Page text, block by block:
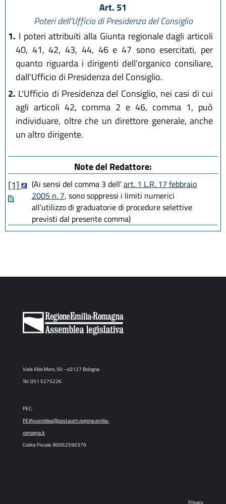
Art. 51
Poteri dell'Ufficio di Presidenza del Consiglio
1. I poteri attribuiti alla Giunta regionale dagli articoli
40, 41, 42, 43, 44, 46 e 47 sono esercitati, per
quanto riguarda i dirigenti dell'organico consiliare,
dall'Ufficio di Presidenza del Consiglio.
2. L'Ufficio di Presidenza del Consiglio, nei casi di cui
agli articoli 42, comma 2 e 46, comma 1, può
individuare, oltre che un direttore generale, anche
un altro dirigente.
Note del Redattore:
[1]
(Ai sensi del comma 3 dell'art. 1 L.R. 17 febbraio
2005 n. 7, sono soppressi i limiti numerici
all'utilizzo di graduatorie di procedure selettive
previsti dal presente comma)
Viale Aldo Moro, 50 - 40127 Bologna
Tel. 051 5275226
PEC:
PEIAssemblea@postacert.regione.emilia-
romagna.it
Codice Fiscale: 80062590379
Privacy